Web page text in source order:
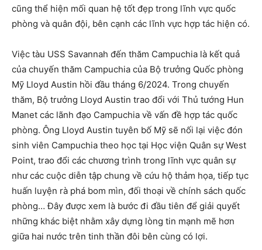
cũng thể hiện mối quan hệ tốt đẹp trong lĩnh vực quốc
phòng và quân đội, bên cạnh các lĩnh vực hợp tác hiện có.
Việc tàu USS Savannah đến thăm Campuchia là kết quả
của chuyến thăm Campuchia của Bộ trưởng Quốc phòng
Mỹ Lloyd Austin hồi đầu tháng 6/2024. Trong chuyến
thăm, Bộ trưởng Lloyd Austin trao đổi với Thủ tướng Hun
Manet các lãnh đạo Campuchia về vấn đề hợp tác quốc
phòng. Ông Lloyd Austin tuyên bố Mỹ sẽ nối lại việc đón
sinh viên Campuchia theo học tại Học viện Quân sự West
Point, trao đổi các chương trình trong lĩnh vực quân sự
như các cuộc diễn tập chung về cứu hộ thảm họa, tiếp tục
huấn luyện rà phá bom mìn, đối thoại về chính sách quốc
phòng… Đây được xem là bước đi đầu tiên để giải quyết
những khác biệt nhằm xây dựng lòng tin mạnh mẽ hơn
giữa hai nước trên tinh thần đôi bên cùng có lợi.